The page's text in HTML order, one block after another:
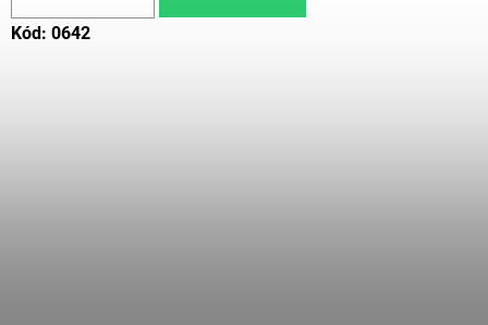
Kód: 0642